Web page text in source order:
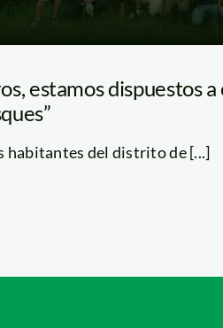
estamos dispuestos
habitantes del distrito de [...]